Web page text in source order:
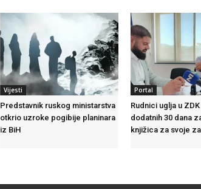
Vijesti
Predstavnik ruskog ministarstva
otkrio uzroke pogibije planinara
iz BiH
Portal
Rudnici uglja u
dodatnih 30 dana
knjižica za svoje